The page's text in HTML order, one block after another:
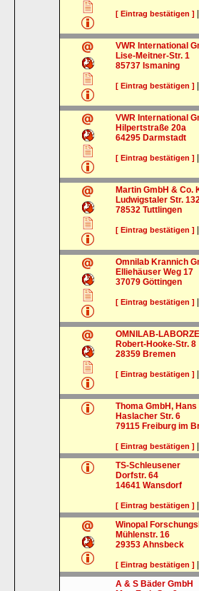
[ Eintrag bestätigen ]
VWR International
Lise-Meitner-Str. 1
85737 Ismaning
[ Eintrag bestätigen ]
VWR International
Hilpertstraße 20a
64295 Darmstadt
[ Eintrag bestätigen ]
Martin GmbH & Co.
Ludwigstaler Str.
78532 Tuttlingen
[ Eintrag bestätigen ]
Omnilab Krannich
Elliehäuser Weg 17
37079 Göttingen
[ Eintrag bestätigen ]
OMNILAB-
Robert-Hooke-Str. 8
28359 Bremen
[ Eintrag bestätigen ]
Thoma GmbH, Hans
Haslacher Str. 6
79115 Freiburg im
[ Eintrag bestätigen ]
TS-Schleusener
Dorfstr. 64
14641 Wansdorf
[ Eintrag bestätigen ]
Winopal
Mühlenstr. 16
29353 Ahnsbeck
[ Eintrag bestätigen ]
A & S Bäder GmbH